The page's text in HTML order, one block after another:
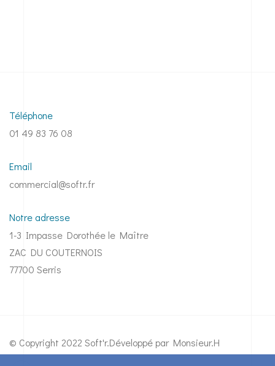
Téléphone
01 49 83 76 08
Email
commercial@softr.fr
Notre adresse
1-3 Impasse Dorothée le Maître
ZAC DU COUTERNOIS
77700 Serris
© Copyright 2022 Soft'r.Développé par Monsieur.H